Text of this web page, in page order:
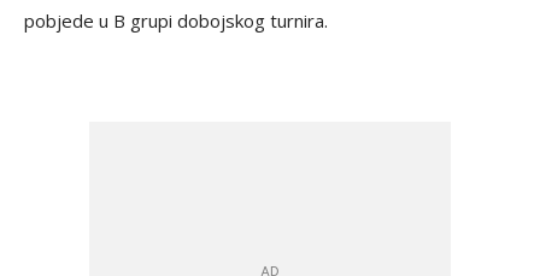
pobjede u B grupi dobojskog turnira.